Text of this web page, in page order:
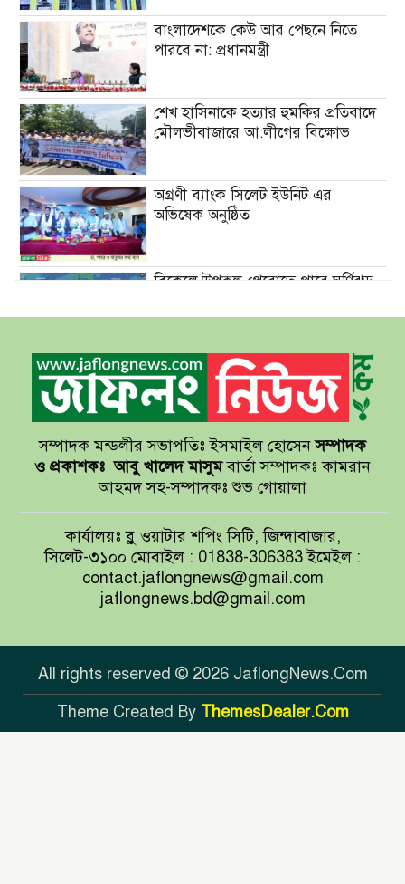
বাংলাদেশকে কেউ আর পেছনে নিতে
পারবে না: প্রধানমন্ত্রী
শেখ হাসিনাকে হত্যার হুমকির প্রতিবাদে
মৌলভীবাজারে আ:লীগের বিক্ষোভ
অগ্রণী ব্যাংক সিলেট ইউনিট এর
অভিষেক অনুষ্ঠিত
বিকেলে উপকূল পেরোতে পারে ঘূর্ণিঝড়
সেন্টমার্টিনের সব হোটেল-মোটেল-
রিসোর্টকে আশ্রয়কেন্দ্র ঘোষণা
বাখমুত পুনরুদ্ধারের দাবি ইউক্রেনের
আয়ারল্যান্ডের রানের পাহাড় টপকে
টাইগারদের জয়
সুখবর দিলেন জয়া আহসান
সম্পাদক মন্ডলীর সভাপতিঃ ইসমাইল হোসেনসম্পাদক
ও প্রকাশকঃ আবু খালেদ মাসুমবার্তা সম্পাদকঃ কামরান
আহমদ সহ-সম্পাদকঃ শুভ গোয়ালা
কার্যালয়ঃ ব্লু ওয়াটার শপিং সিটি, জিন্দাবাজার,
সিলেট-৩১০০ মোবাইল : 01838-306383 ইমেইল :
contact.jaflongnews@gmail.com
jaflongnews.bd@gmail.com
All rights reserved © 2026 JaflongNews.Com
Theme Created By ThemesDealer.Com